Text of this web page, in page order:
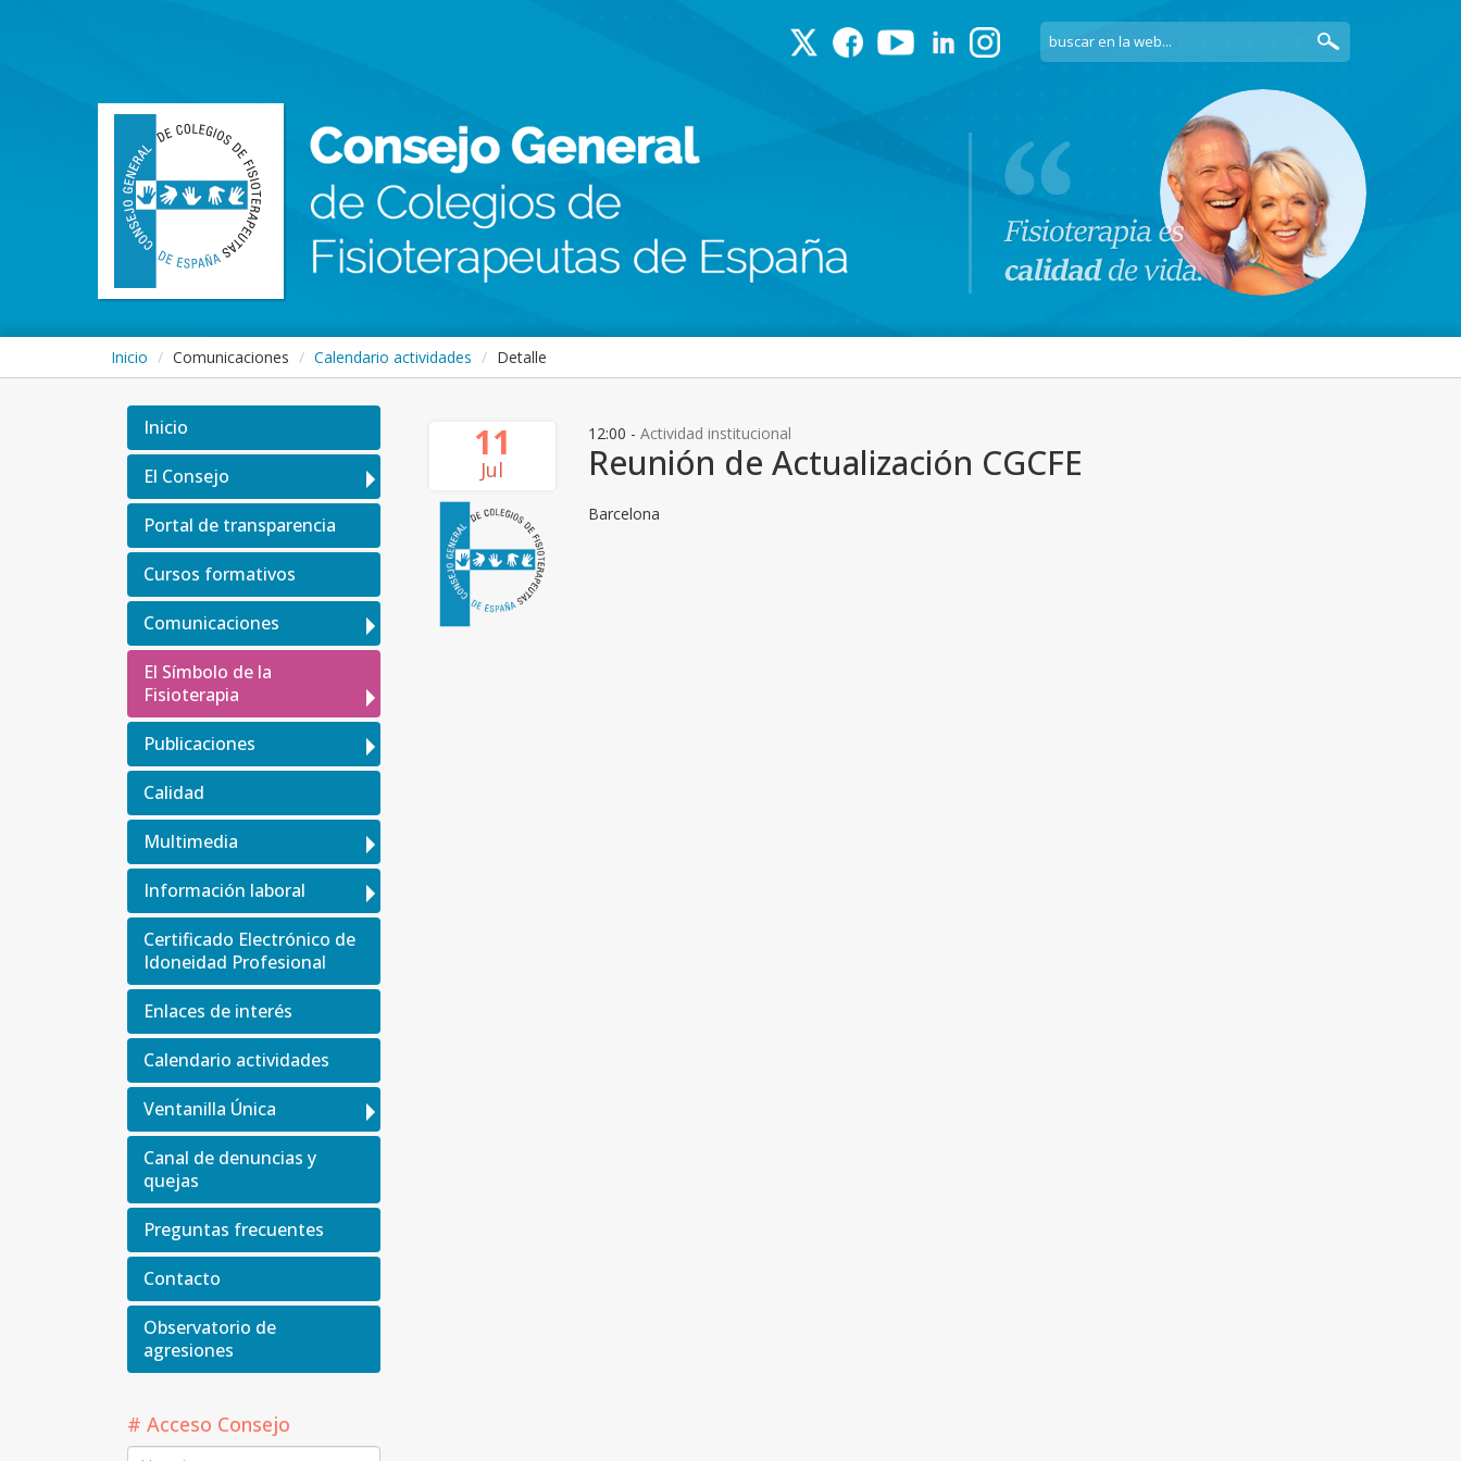
Inicio Comunicaciones Calendario actividades Detalle
Inicio
El Consejo
Portal de transparencia
Cursos formativos
Comunicaciones
El Símbolo de la
Fisioterapia
Publicaciones
Calidad
Multimedia
Información laboral
Certificado Electrónico de
Idoneidad Profesional
Enlaces de interés
Calendario actividades
Ventanilla Única
Canal de denuncias y
quejas
Preguntas frecuentes
Contacto
Observatorio de
agresiones
# Acceso Consejo
11
Jul
12:00 - Actividad institucional
Reunión de Actualización CGCFE
Barcelona